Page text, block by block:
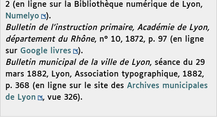
2 (en ligne sur la Bibliothèque numérique de Lyon,
Numelyo
).
Bulletin de l’instruction primaire, Académie de Lyon,
département du Rhône, n° 10, 1872, p. 97 (en ligne
sur Google livres
).
Bulletin municipal de la ville de Lyon, séance du 29
mars 1882, Lyon, Association typographique, 1882,
p. 368 (en ligne sur le site des Archives municipales
de Lyon
, vue 326).